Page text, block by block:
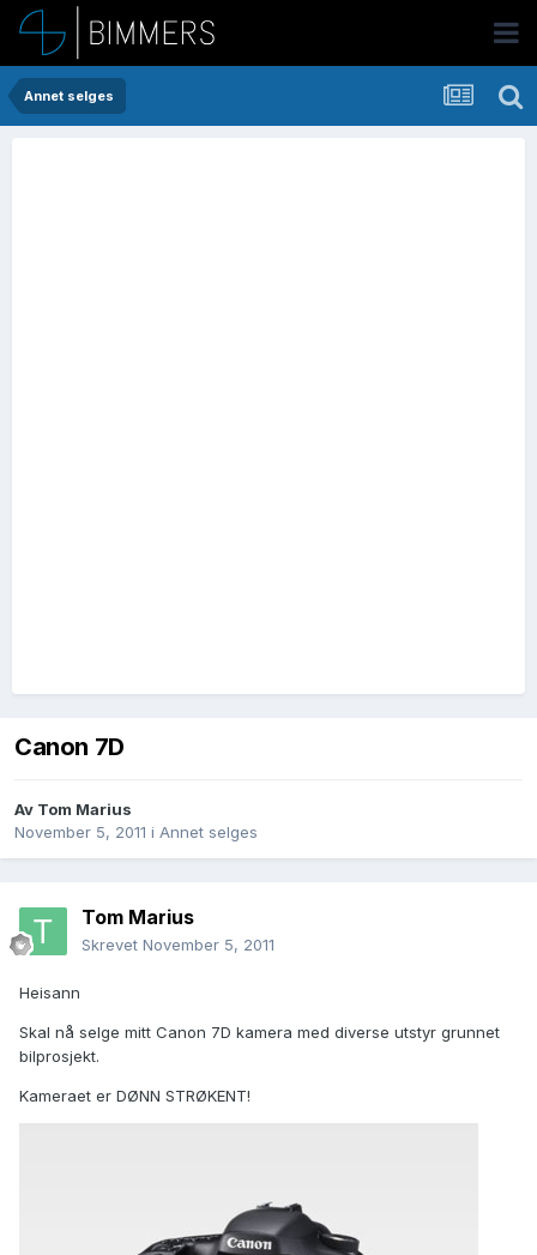
Annet selges
Canon 7D
Av Tom Marius
November 5, 2011 i Annet selges
Tom Marius
Skrevet November 5, 2011
Heisann
Skal nå selge mitt Canon 7D kamera med diverse utstyr grunnet
bilprosjekt.
Kameraet er DØNN STRØKENT!